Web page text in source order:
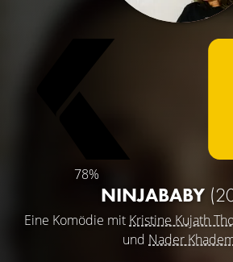
78%
NINJABABY
Eine Komödie mit Kristine Kujath
und Nader